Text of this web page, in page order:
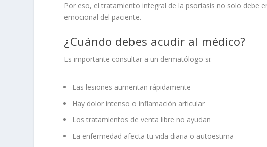
Por eso, el tratamiento integral de la psoriasis no solo debe
emocional del paciente.
¿Cuándo debes acudir al médico?
Es importante consultar a un dermatólogo si:
Las lesiones aumentan rápidamente
Hay dolor intenso o inflamación articular
Los tratamientos de venta libre no ayudan
La enfermedad afecta tu vida diaria o autoestima